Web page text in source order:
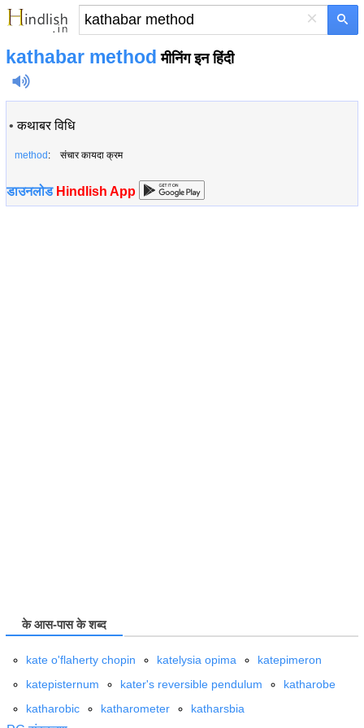
×
kathabar method मीनिंग इन हिंदी
•कथाबर विधि
method : संचार कायदा क्रम
डाउनलोड Hindlish App
के आस-पास के शब्द
kate o'flaherty chopin katelysia opima
katepimeron
katepisternum
kater's reversible pendulum
katharobe
katharobic
katharometer katharsbia